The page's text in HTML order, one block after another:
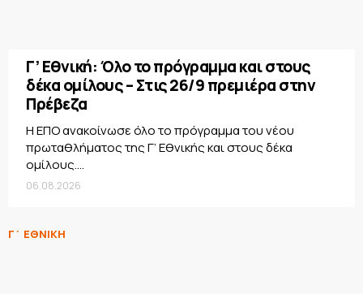
Γ’ Εθνική: Όλο το πρόγραμμα και στους
δέκα ομίλους – Στις 26/9 πρεμιέρα στην
Πρέβεζα
Η ΕΠΟ ανακοίνωσε όλο το πρόγραμμα του νέου
πρωταθλήματος της Γ’ Εθνικής και στους δέκα
ομίλους....
06.08.2026
Γ΄ ΕΘΝΙΚΗ